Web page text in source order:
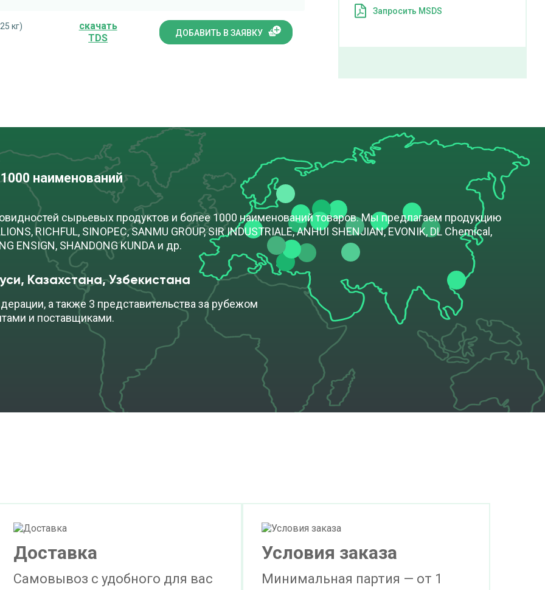
кг)
cкачать
TDS
ДОБАВИТЬ В ЗАЯВКУ
cкачать
TDS
кг)
ПОД ЗАКАЗ
(25 кг)
cкачать
TDS
ПОД ЗАКАЗ
cкачать
TDS
ДОБАВИТЬ В ЗАЯВКУ
cкачать
TDS
кг)
ДОБАВИТЬ В ЗАЯВКУ
кг) cкачать
Запросить MSDS
наименований
сырьевых продуктов и более 1000 наименований товаров. Мы предлагаем продукцию
RICHFUL, SINOPEC, SANMU GROUP, SIR INDUSTRIALE, ANHUI SHENJIAN, EVONIK, DL Chemical,
ENSIGN, SHANDONG KUNDA и др.
Казахстана, Узбекистана
а также 3 представительства за рубежом
и поставщиками.
Доставка
Самовывоз с удобного для вас
Условия заказа
Минимальная партия — от 1